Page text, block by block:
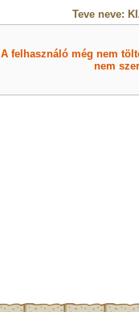
Teve neve:
A felhasználó még nem
nem